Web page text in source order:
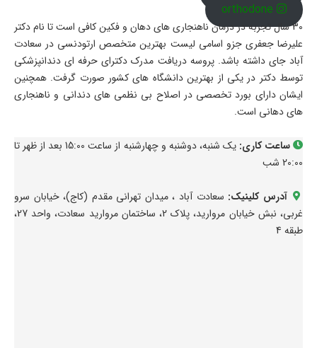
orthodone
30 سال تجربه در درمان ناهنجاری های دهان و فکین کافی است تا نام دکتر
علیرضا جعفری جزو اسامی لیست بهترین متخصص ارتودنسی در سعادت
آباد جای داشته باشد. پروسه دریافت مدرک دکترای حرفه ای دندانپزشکی
توسط دکتر در یکی از بهترین دانشگاه های کشور صورت گرفت. همچنین
ایشان دارای بورد تخصصی در اصلاح بی نظمی های دندانی و ناهنجاری
های دهانی است.
ساعت کاری:
یک شنبه، دوشنبه و چهارشنبه از ساعت 15:00 بعد از ظهر تا
20:00 شب
آدرس کلینیک: سعادت آباد ، میدان تهرانی مقدم (کاج)، خیابان سرو
غربی، نبش خیابان مروارید، پلاک 2، ساختمان مروارید سعادت، واحد 27،
طبقه 4